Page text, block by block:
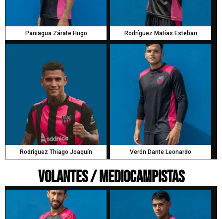
Paniagua Zárate Hugo Rodríguez Matías Esteban
Rodríguez Thiago Joaquín Verón Dante Leonardo
Volantes / Mediocampistas